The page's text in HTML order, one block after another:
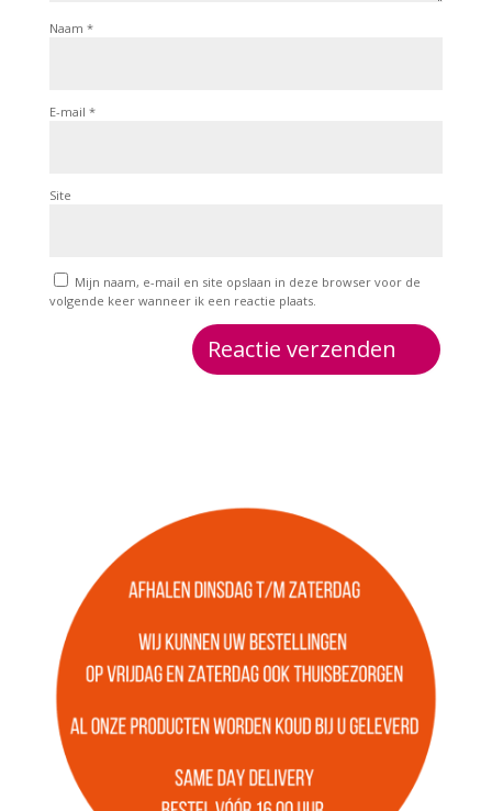
Naam *
E-mail *
Site
Mijn naam, e-mail en site opslaan in deze browser voor de
volgende keer wanneer ik een reactie plaats.